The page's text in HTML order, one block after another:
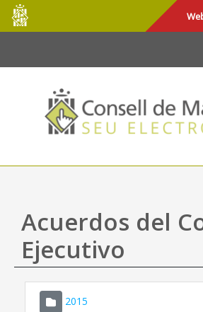
Saltar al contenido principal
Consell
de
Mallorca
Acuerdos del
Ejecutivo
2015